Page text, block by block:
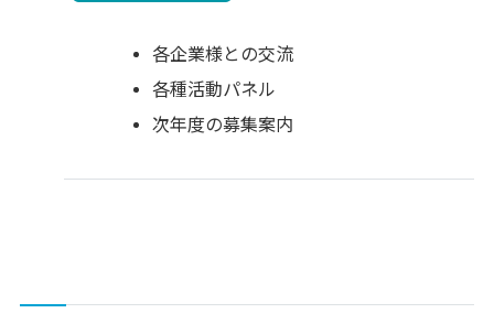
各企業様との交流
各種活動パネル
次年度の募集案内